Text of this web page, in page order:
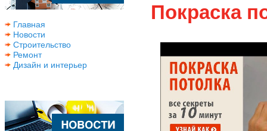
Главная
Новости
Строительство
Ремонт
Дизайн и интерьер
Покраска